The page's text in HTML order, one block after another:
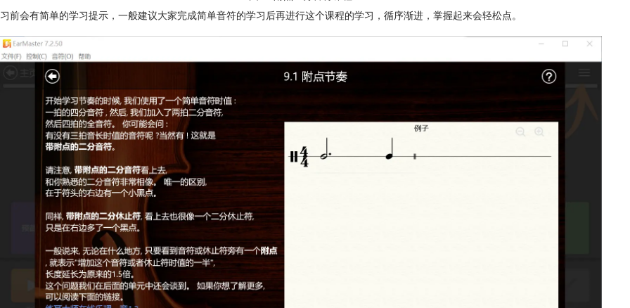
前会有简单的学习提示，一般建议大家完成简单音符的学习后再进行这个课程的学习，循序渐进，掌握起来会轻松点。